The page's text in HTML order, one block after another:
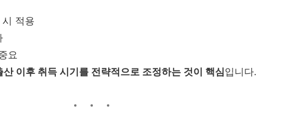
적용
요
산 이후 취득 시기를 전략적으로 조정하는 것이 핵심입니다.